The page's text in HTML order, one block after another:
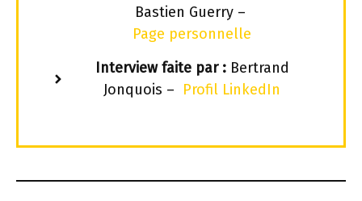
Bastien Guerry –
Page personnelle
Interview faite par : Bertrand
Jonquois – Profil LinkedIn